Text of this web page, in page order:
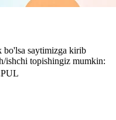
bo'lsa saytimizga kirib
ishchi topishingiz mumkin: